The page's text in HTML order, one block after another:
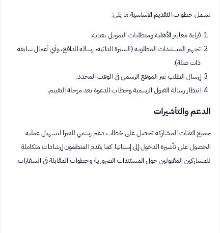
تشمل خطوات التقديم الأساسية ما يلي:
قراءة معايير الأهلية ومتطلبات التمويل بعناية.
تجهيز المستندات المطلوبة (السيرة الذاتية، رسالة الدافع، وأي أعمال سابقة
ذات صلة).
إرسال الطلب عبر الموقع الرسمي في الوقت المحدد.
انتظار رسالة القبول الرسمية وخطاب الدعوة بعد مرحلة التقييم.
الدعم والتأشيرات
جميع الفئات المشاركة تحصل على خطاب دعم رسمي للفيزا لتسهيل عملية
الحصول على تأشيرة الدخول إلى إسبانيا. كما يقدم المنظمون إرشادات متكاملة
للمشاركين المقبولين حول المستندات الضرورية وخطوات المقابلة في السفارات.